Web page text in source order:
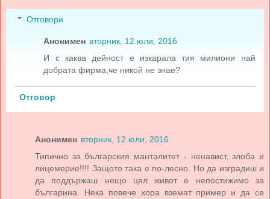
Отговори
Анонимен вторник, 12 юли, 2016
И с каква дейност е изкарала тия милиони най
добрата фирма,че никой не знае?
Отговор
Анонимен вторник, 12 юли, 2016
Типично за българския манталитет - ненавист, злоба и
лицемерие!!!! Защото така е по-лесно. Но да изградиш и
да поддържаш нещо цял живот е непостижимо за
българина. Нека повече хора вземат пример и да се